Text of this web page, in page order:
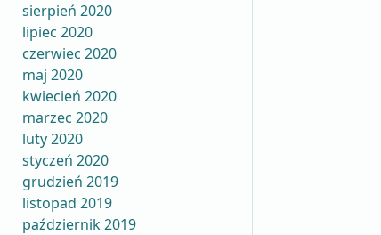
sierpień 2020
lipiec 2020
czerwiec 2020
maj 2020
kwiecień 2020
marzec 2020
luty 2020
styczeń 2020
grudzień 2019
listopad 2019
październik 2019